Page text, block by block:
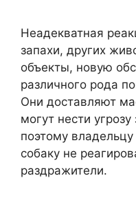
Неадекватная
запахи, других
объекты, новую
различного рода
Они доставляют
могут нести
поэтому
собаку не
раздражители.